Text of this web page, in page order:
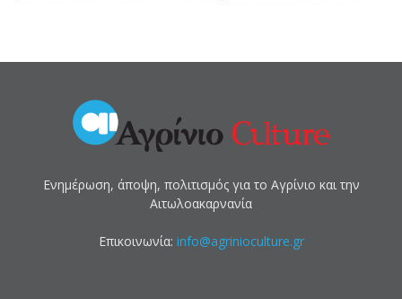
Ενημέρωση, άποψη, πολιτισμός για το Αγρίνιο και την
Αιτωλοακαρνανία
Επικοινωνία: info@agrinioculture.gr